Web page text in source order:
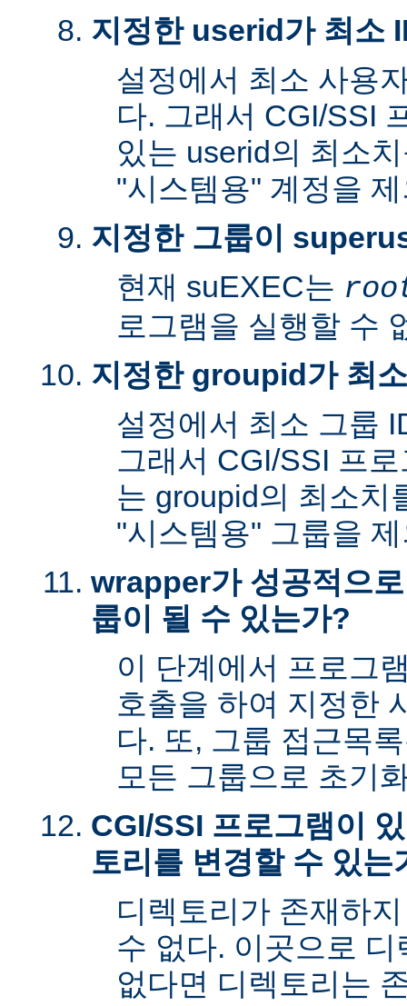
지정한 userid가 최소
설정에서 최소 사용
다. 그래서 CGI/SSI
있는 userid의 최소
"시스템용" 계정을
지정한 그룹이
현재 suEXEC는
로그램을 실행할 수
지정한 groupid가 최
설정에서 최소 그룹
그래서 CGI/SSI 프
는 groupid의 최소치
"시스템용" 그룹을
wrapper가 성공적으
룹이 될 수 있는가?
이 단계에서 프로그
호출을 하여 지정한
다. 또, 그룹 접근목
모든 그룹으로 초기
CGI/SSI 프로그램이
토리를 변경할 수 있는
디렉토리가 존재하
수 없다. 이곳으로
없다면 디렉토리는